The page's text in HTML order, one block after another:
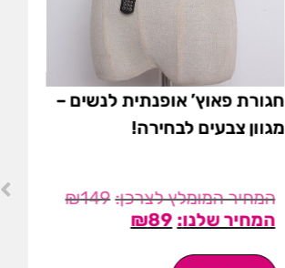
חגורת פאוץ’ אופנתית לנשים –
מגוון צבעים לבחירה!
₪149
₪89